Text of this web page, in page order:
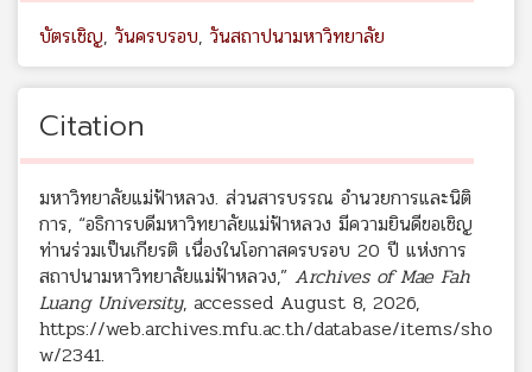
บัตรเชิญ, วันครบรอบ, วันสถาปนามหาวิทยาลัย
Citation
มหาวิทยาลัยแม่ฟ้าหลวง. ส่วนสารบรรณ อำนวยการและนิติ
การ, “อธิการบดีมหาวิทยาลัยแม่ฟ้าหลวง มีความยินดีขอเชิญ
ท่านร่วมเป็นเกียรติ เนื่องในโอกาสครบรอบ 20 ปี แห่งการ
สถาปนามหาวิทยาลัยแม่ฟ้าหลวง,” Archives of Mae Fah
Luang University, accessed August 8, 2026,
https://web.archives.mfu.ac.th/database/items/sho
w/2341.